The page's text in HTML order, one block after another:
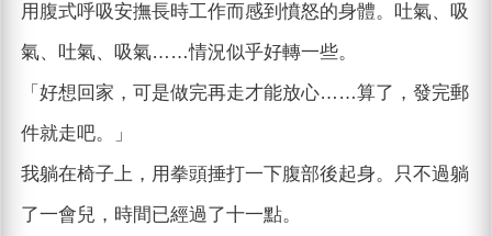
用腹式呼吸安撫長時工作而感到憤怒的身體。吐氣、吸
氣、吐氣、吸氣……情況似乎好轉一些。
「好想回家，可是做完再走才能放心……算了，發完郵
件就走吧。」
我躺在椅子上，用拳頭捶打一下腹部後起身。只不過躺
了一會兒，時間已經過了十一點。